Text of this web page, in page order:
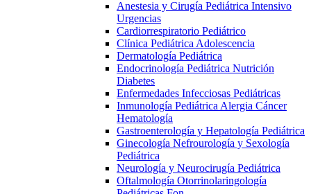
Anestesia y Cirugía Pediátrica Intensivo
Urgencias
Cardiorrespiratorio Pediátrico
Clínica Pediátrica Adolescencia
Dermatología Pediátrica
Endocrinología Pediátrica Nutrición
Diabetes
Enfermedades Infecciosas Pediátricas
Inmunología Pediátrica Alergia Cáncer
Hematología
Gastroenterología y Hepatología Pediátrica
Ginecología Nefrourología y Sexología
Pediátrica
Neurología y Neurocirugía Pediátrica
Oftalmología Otorrinolaringología